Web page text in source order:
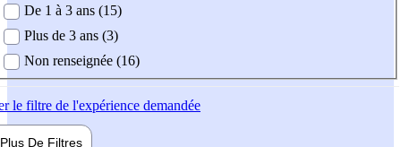
De 1 à 3 ans (15)
Plus de 3 ans (3)
Non renseignée (16)
le filtre de l'expérience demandée
Plus De Filtres